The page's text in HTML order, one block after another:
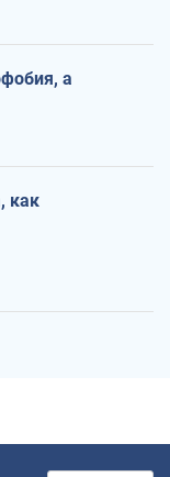
а
как